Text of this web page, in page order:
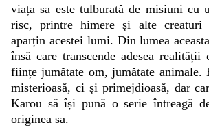
viața sa este tulburată de misiuni cu
risc, printre himere și alte creaturi
aparțin acestei lumi. Din lumea
însă care transcende adesea realității
ființe jumătate om, jumătate animale.
misterioasă, ci și primejdioasă, dar
Karou să își pună o serie întreagă
originea sa.